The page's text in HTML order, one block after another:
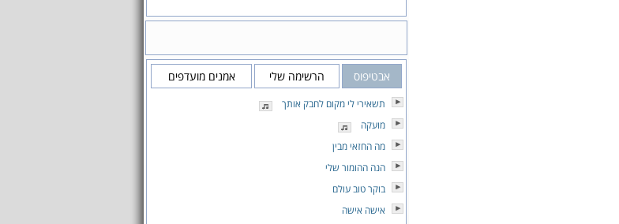
אבטיפוס הרשימה שלי אמנים מועדפים
תשאירי לי מקום לחבק אותך
מועקה
מה החזאי מבין
הנה ההומור שלי
בוקר טוב עולם
אישה אישה